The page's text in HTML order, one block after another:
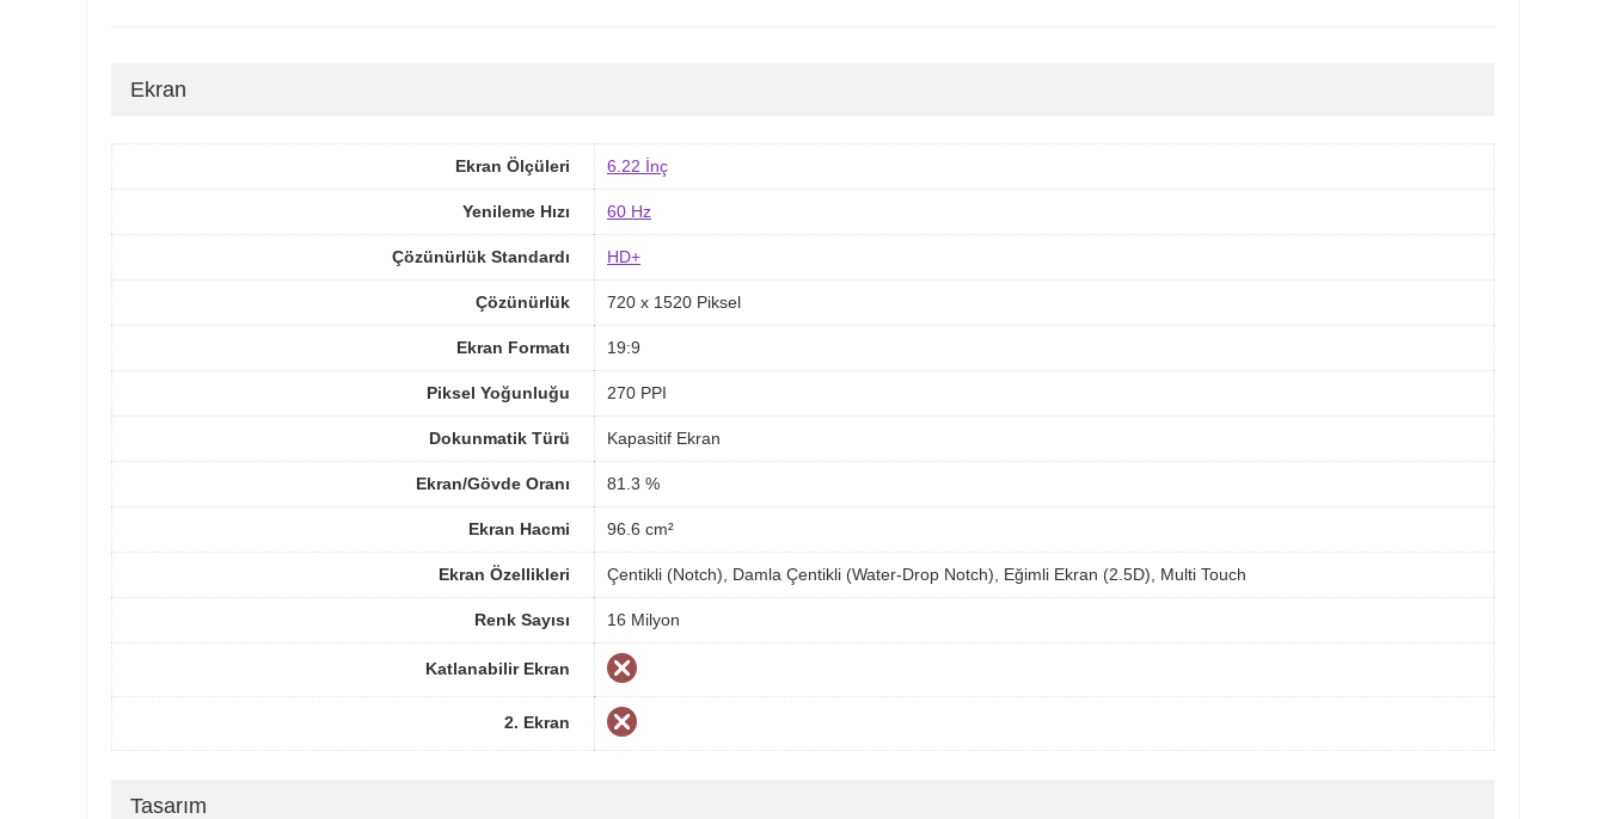
Ekran
Ekran Ölçüleri 6.22 İnç
Yenileme Hızı 60 Hz
Çözünürlük Standardı HD+
Çözünürlük 720 x 1520 Piksel
Ekran Formatı 19:9
Piksel Yoğunluğu 270 PPI
Dokunmatik Türü Kapasitif Ekran
Ekran/Gövde Oranı 81.3 %
Ekran Hacmi 96.6 cm²
Ekran Özellikleri Çentikli (Notch), Damla Çentikli (Water-Drop Notch), Eğimli Ekran (2.5D), Multi Touch
Renk Sayısı 16 Milyon
Katlanabilir Ekran
2. Ekran
Tasarım